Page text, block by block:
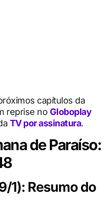
capítulos da
reprise no Globoplay
TV por assinatura.
de Paraíso:
1): Resumo do